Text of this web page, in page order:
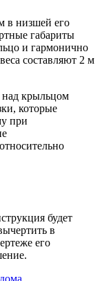
в низшей его
габариты
и гармонично
составляют 2 м
крыльцом
которые
при
будет
в
его